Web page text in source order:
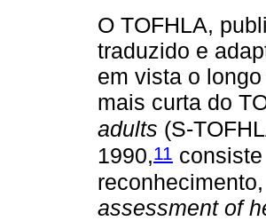
O TOFHLA,
traduzido e
em vista o
mais curta do
adults (S-
1990,11
assessment of